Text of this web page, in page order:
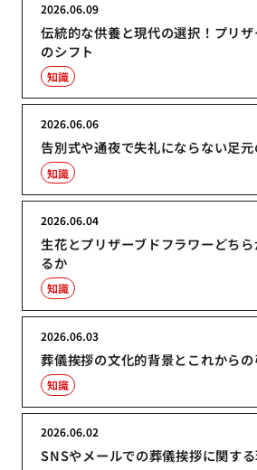
伝統的な供養と現代の選択！プリ
のシフト
2026.06.09
知識
告別式や通夜で失礼にならない足
2026.06.06
知識
生花とプリザーブドフラワーどち
るか
2026.06.04
知識
葬儀挨拶の文化的背景とこれから
2026.06.03
知識
SNSやメールでの葬儀挨拶に関す
2026.06.02